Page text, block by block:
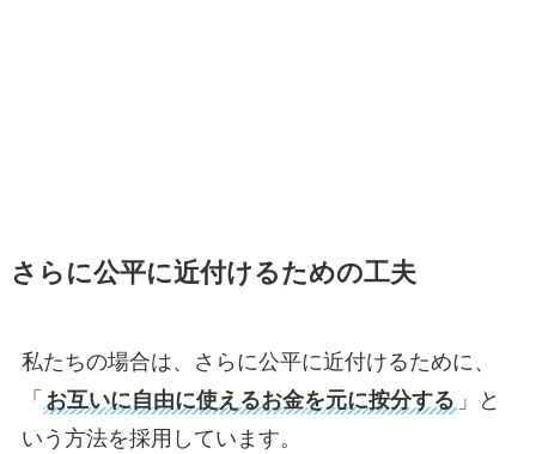
さらに公平に近付けるための工夫
私たちの場合は、さらに公平に近付けるために、
「 お互いに自由に使えるお金を元に按分する 」と
いう方法を採用しています。